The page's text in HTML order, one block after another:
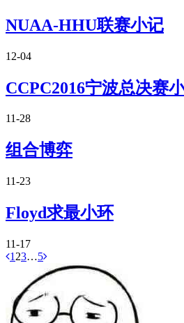
NUAA-HHU联赛小记
12-04
CCPC2016宁波总决赛
11-28
组合博弈
11-23
Floyd求最小环
11-17
1 23…5